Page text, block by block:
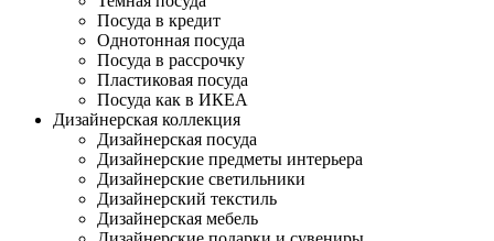
Посуда в кредит
Однотонная посуда
Посуда в рассрочку
Пластиковая посуда
Посуда как в ИКЕА
Дизайнерская коллекция
Дизайнерская посуда
Дизайнерские предметы интерьера
Дизайнерские светильники
Дизайнерский текстиль
Дизайнерская мебель